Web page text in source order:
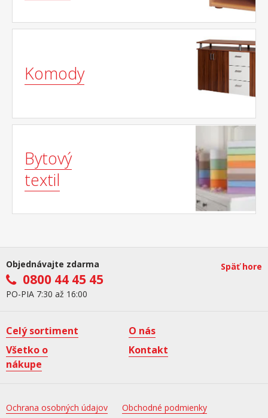
Komody
Bytový
textil
Objednávajte zdarma
0800 44 45 45
PO-PIA 7:30 až 16:00
Späť hore
Celý sortiment
O nás
Všetko o
nákupe
Kontakt
Ochrana osobných údajov Obchodné podmienky